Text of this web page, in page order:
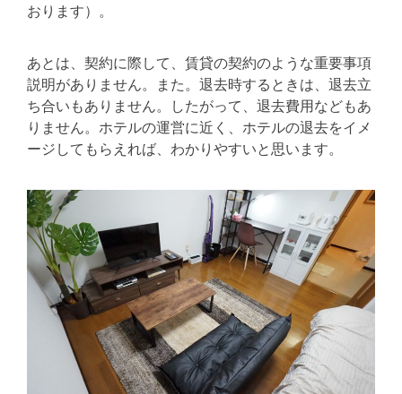
おります）。
あとは、契約に際して、賃貸の契約のような重要事項
説明がありません。また。退去時するときは、退去立
ち合いもありません。したがって、退去費用などもあ
りません。ホテルの運営に近く、ホテルの退去をイメ
ージしてもらえれば、わかりやすいと思います。